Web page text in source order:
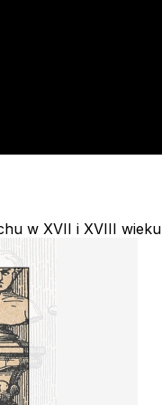
w XVII i XVIII wieku